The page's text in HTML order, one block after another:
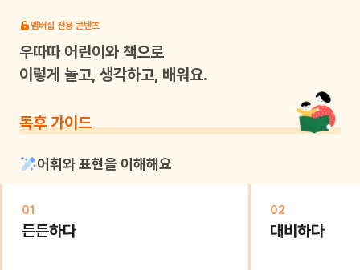
멤버십 전용 콘텐츠
우따따어린이와 책으로
이렇게 놀고, 생각하고, 배워요.
독후 가이드
어휘와 표현을 이해해요
01
든든하다
02
대비하다